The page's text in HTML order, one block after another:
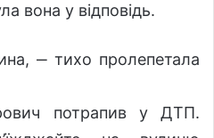
вона у відповідь.
‒ тихо пролепетала
потрапив у ДТП.